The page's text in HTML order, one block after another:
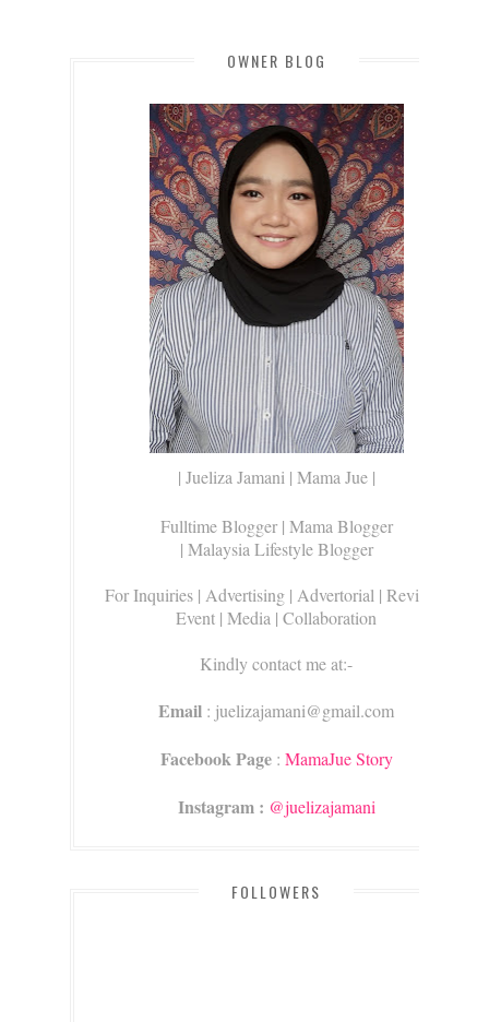
OWNER BLOG
| Jueliza Jamani | Mama Jue |
Fulltime Blogger | Mama Blogger
| Malaysia Lifestyle Blogger
For Inquiries | Advertising | Advertorial | Review |
Event | Media | Collaboration
Kindly contact me at:-
Email : juelizajamani@gmail.com
Facebook Page: MamaJue Story
Instagram : @juelizajamani
FOLLOWERS